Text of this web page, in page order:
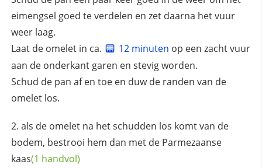
eimengsel goed te verdelen en zet daarna het vuur
weer laag.
Laat de omelet in ca.
12 minuten op een zacht vuur
aan de onderkant garen en stevig worden.
Schud de pan af en toe en duw de randen van de
omelet los.
als de omelet na het schudden los komt van de
bodem, bestrooi hem dan met de Parmezaanse
kaas(1 handvol)